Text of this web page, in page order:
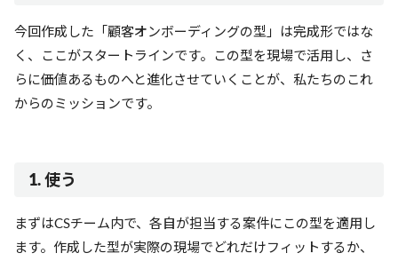
今回作成した「顧客オンボーディングの型」は完成形ではな
く、ここがスタートラインです。この型を現場で活用し、さ
らに価値あるものへと進化させていくことが、私たちのこれ
からのミッションです。
1. 使う
まずはCSチーム内で、各自が担当する案件にこの型を適用し
ます。作成した型が実際の現場でどれだけフィットするか、